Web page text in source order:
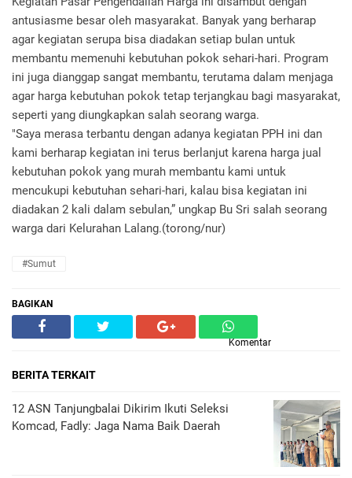
antusiasme besar oleh masyarakat. Banyak yang berharap
agar kegiatan serupa bisa diadakan setiap bulan untuk
membantu memenuhi kebutuhan pokok sehari-hari. Program
ini juga dianggap sangat membantu, terutama dalam menjaga
agar harga kebutuhan pokok tetap terjangkau bagi masyarakat,
seperti yang diungkapkan salah seorang warga.
"Saya merasa terbantu dengan adanya kegiatan PPH ini dan
kami berharap kegiatan ini terus berlanjut karena harga jual
kebutuhan pokok yang murah membantu kami untuk
mencukupi kebutuhan sehari-hari, kalau bisa kegiatan ini
diadakan 2 kali dalam sebulan,” ungkap Bu Sri salah seorang
warga dari Kelurahan Lalang.(torong/nur)
#Sumut
BAGIKAN
Komentar
BERITA TERKAIT
12 ASN Tanjungbalai Dikirim Ikuti Seleksi
Komcad, Fadly: Jaga Nama Baik Daerah